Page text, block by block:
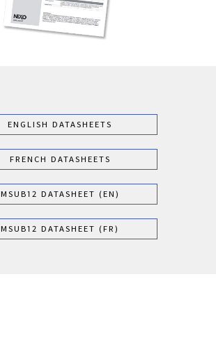
ENGLISH DATASHEETS
FRENCH DATASHEETS
MSUB12 DATASHEET (EN)
MSUB12 DATASHEET (FR)